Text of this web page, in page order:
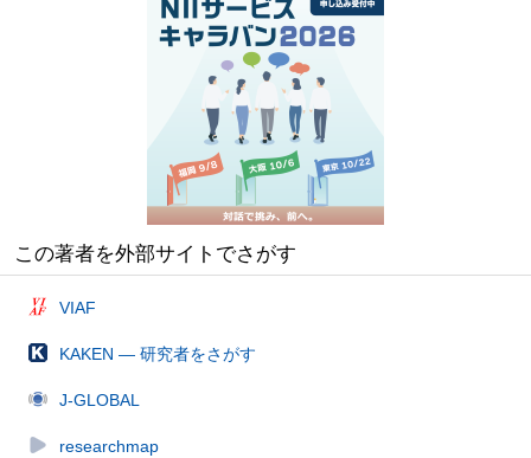
この著者を外部サイトでさがす
VIAF
KAKEN — 研究者をさがす
J-GLOBAL
researchmap